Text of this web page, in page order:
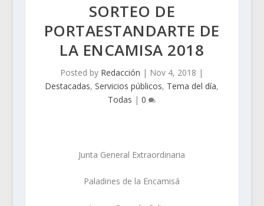
SORTEO DE
PORTAESTANDARTE DE
LA ENCAMISA 2018
Posted by Redacción | Nov 4, 2018 |
Destacadas,Servicios públicos, Tema del día,
Todas |0
Junta General Extraordinaria
Paladines de la Encamisá